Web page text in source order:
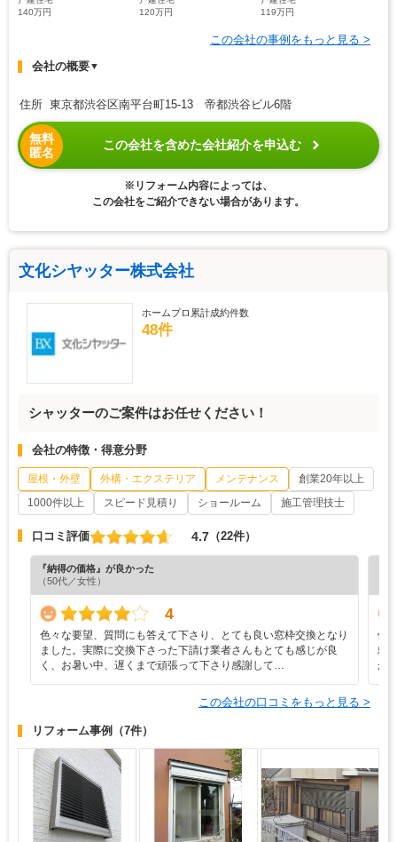
140万円
120万円
119万円
この会社の事例をもっと見る >
会社の概要▼
住所 東京都渋谷区南平台町15-13 帝都渋谷ビル6階
無料
匿名
この会社を含めた会社紹介を申込む
※リフォーム内容によっては、
この会社をご紹介できない場合があります。
文化シヤッター株式会社
ホームプロ累計成約件数
48件
シャッターのご案件はお任せください！
会社の特徴・得意分野
屋根・外壁 外構・エクステリア メンテナンス
創業20年以上
1000件以上
スピード見積り ショールーム 施工管理技士
口コミ評価 4.7 （22件）
『納得の価格』が良かった
（50代／女性）
4
色々な要望、質問にも答えて下さり、とても良い窓枠交換となり
ました。実際に交換下さった下請け業者さんもとても感じが良
く、お暑い中、遅くまで頑張って下さり感謝して…
他
頼
が
この会社の口コミをもっと見る >
リフォーム事例 （7件）